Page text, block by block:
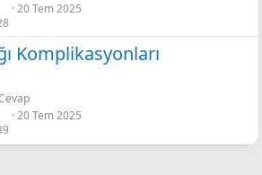
20 Tem 2025
Komplikasyonları
20 Tem 2025